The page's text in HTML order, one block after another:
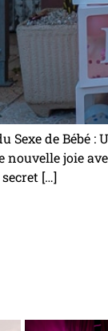
Sexe de Bébé
nouvelle joie
[…]